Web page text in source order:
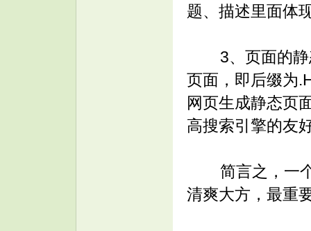
题、描述里面体
3、页面的静
页面，即后缀为
网页生成静态页
高搜索引擎的友
简言之，一个
清爽大方，最重